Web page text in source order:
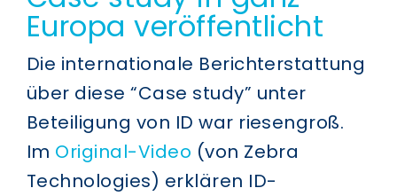
Europa veröffentlicht
Die internationale Berichterstattung
über diese “Case study” unter
Beteiligung von ID war riesengroß.
Im Original-Video (von Zebra
Technologies) erklären ID-